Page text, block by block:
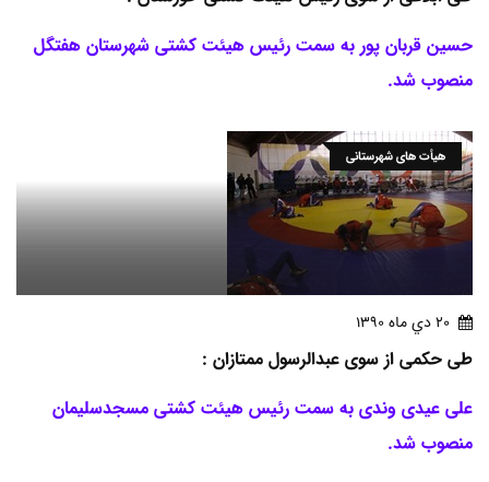
حسین قربان پور به سمت رئیس هیئت کشتی شهرستان هفتگل
منصوب شد.
هیأت های شهرستانی
20 دي ماه 1390
طی حکمی از سوی عبدالرسول ممتازان :
علی عیدی وندی به سمت رئیس هیئت کشتی مسجدسلیمان
منصوب شد.